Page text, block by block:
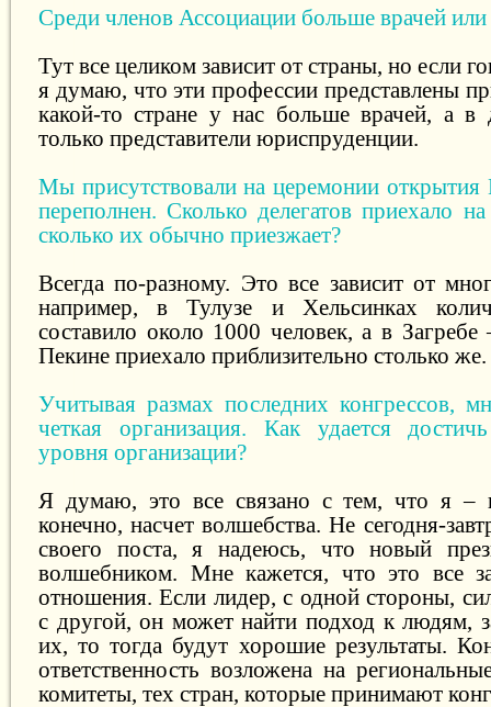
Среди членов Ассоциации больше врачей
Тут все целиком зависит от страны, но если
я думаю, что эти профессии представлены
какой-то стране у нас больше врачей, а в
только представители юриспруденции.
Мы присутствовали на церемонии открытия
переполнен. Сколько делегатов приехало
сколько их обычно приезжает?
Всегда по-разному. Это все зависит от
например, в Тулузе и Хельсинках
составило около 1000 человек, а в
Пекине приехало приблизительно столько же.
Учитывая размах последних конгрессов,
четкая организация. Как удается
уровня организации?
Я думаю, это все связано с тем, что я –
конечно, насчет волшебства. Не сегодня-
своего поста, я надеюсь, что новый
волшебником. Мне кажется, что это все
отношения. Если лидер, с одной стороны,
с другой, он может найти подход к людям,
их, то тогда будут хорошие результаты.
ответственность возложена на
комитеты, тех стран, которые принимают